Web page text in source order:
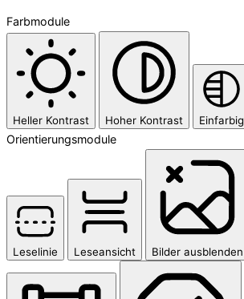
Farbmodule
Heller Kontrast Hoher Kontrast Einfarbig
Orientierungsmodule
Leselinie Leseansicht Bilder ausblenden